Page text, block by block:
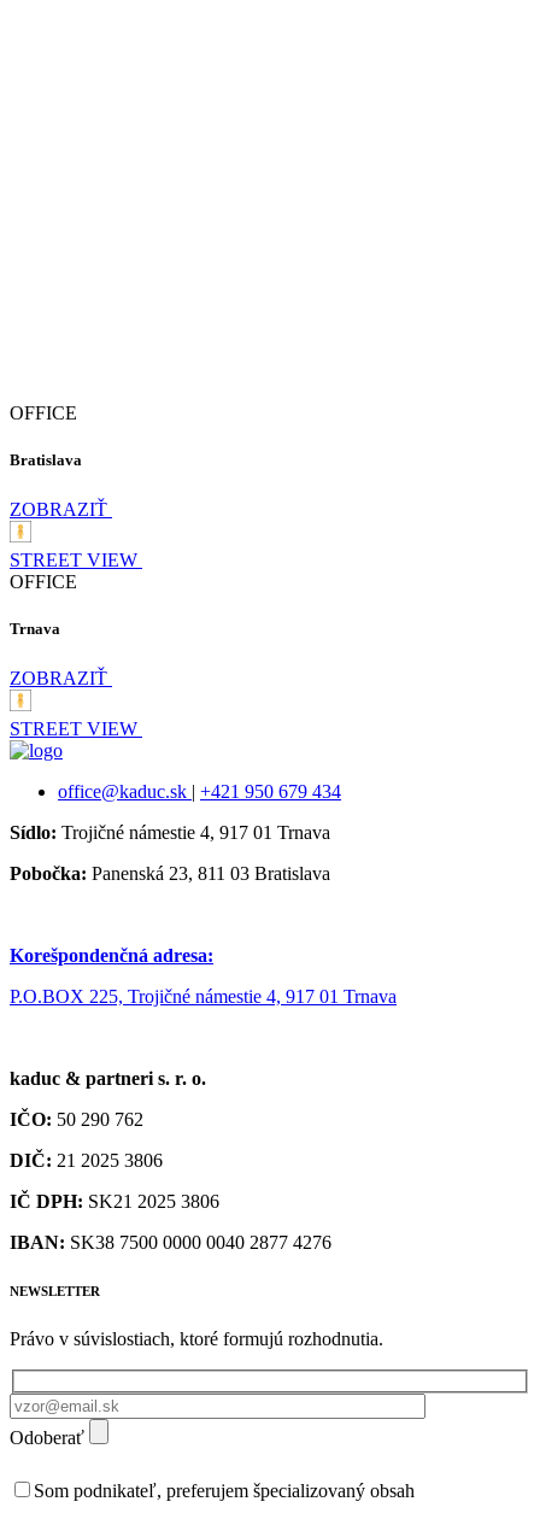
OFFICE
Bratislava
ZOBRAZIŤ
STREET VIEW
OFFICE
Trnava
ZOBRAZIŤ
STREET VIEW
office@kaduc.sk | +421 950 679 434
Sídlo: Trojičné námestie 4, 917 01 Trnava
Pobočka: Panenská 23, 811 03 Bratislava
Korešpondenčná adresa:
P.O.BOX 225, Trojičné námestie 4, 917 01 Trnava
kaduc & partneri s. r. o.
IČO: 50 290 762
DIČ: 21 2025 3806
IČ DPH: SK21 2025 3806
IBAN: SK38 7500 0000 0040 2877 4276
NEWSLETTER
Právo v súvislostiach, ktoré formujú rozhodnutia.
Odoberať
Som podnikateľ, preferujem špecializovaný obsah